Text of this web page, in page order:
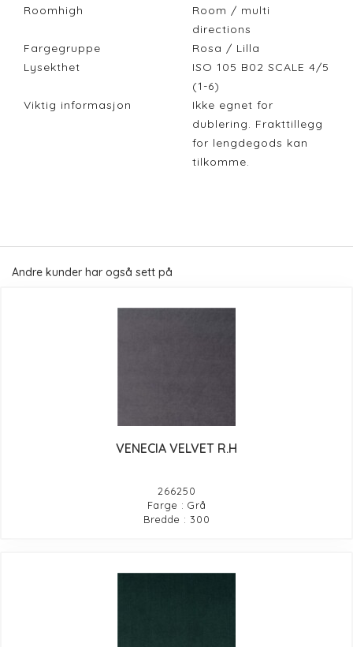
Roomhigh
Room / multi
directions
Fargegruppe
Rosa / Lilla
Lysekthet
ISO 105 B02 SCALE 4/5
(1-6)
Viktig informasjon
Ikke egnet for
dublering. Frakttillegg
for lengdegods kan
tilkomme.
Andre kunder har også sett på
VENECIA VELVET R.H
266250
Farge : Grå
Bredde : 300